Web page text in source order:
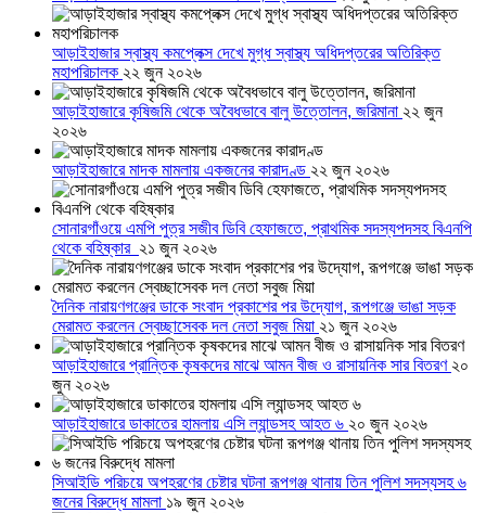
আড়াইহাজার স্বাস্থ্য কমপ্লেক্স দেখে মুগ্ধ স্বাস্থ্য অধিদপ্তরের অতিরিক্ত
মহাপরিচালক ২২ জুন ২০২৬
আড়াইহাজারে কৃষিজমি থেকে অবৈধভাবে বালু উত্তোলন, জরিমানা ২২ জুন
২০২৬
আড়াইহাজারে মাদক মামলায় একজনের কারাদণ্ড ২২ জুন ২০২৬
সোনারগাঁওয়ে এমপি পুত্র সজীব ডিবি হেফাজতে, প্রাথমিক সদস্যপদসহ বিএনপি
থেকে বহিষ্কার ২১ জুন ২০২৬
দৈনিক নারায়ণগঞ্জের ডাকে সংবাদ প্রকাশের পর উদ্যোগ, রূপগঞ্জে ভাঙা সড়ক
মেরামত করলেন স্বেচ্ছাসেবক দল নেতা সবুজ মিয়া ২১ জুন ২০২৬
আড়াইহাজারে প্রান্তিক কৃষকদের মাঝে আমন বীজ ও রাসায়নিক সার বিতরণ ২০
জুন ২০২৬
আড়াইহাজারে ডাকাতের হামলায় এসি ল্যান্ডসহ আহত ৬ ২০ জুন ২০২৬
সিআইডি পরিচয়ে অপহরণের চেষ্টার ঘটনা রূপগঞ্জ থানায় তিন পুলিশ সদস্যসহ ৬
জনের বিরুদ্ধে মামলা ১৯ জুন ২০২৬